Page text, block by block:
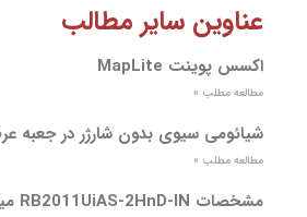
عناوین سایر مطالب
اکسس پوینت MapLite
مطالعه مطلب »
شیائومی سیوی بدون شارژر در جعبه
مطالعه مطلب »
مشخصات RB2011UiAS-2HnD-IN میکروتیک